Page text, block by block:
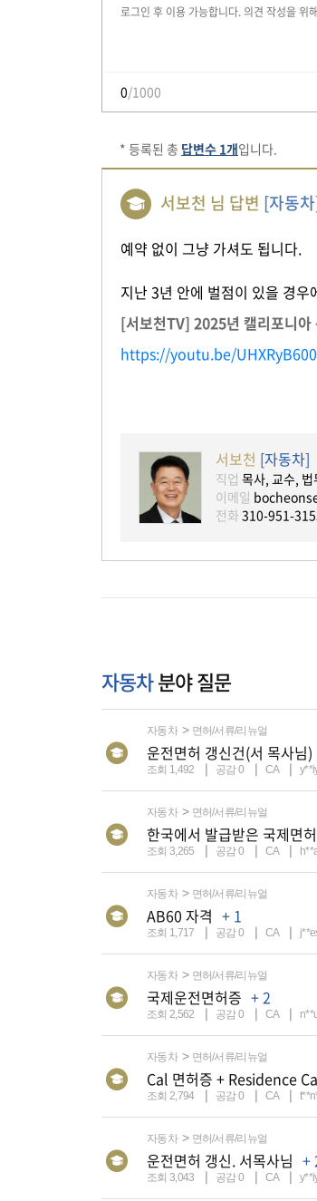
0/1000
* 등록된 총 답변수 1개입니다.
서보천 님 답변 [자동
예약 없이 그냥 가셔도 됩니다.
지난 3년 안에 벌점이 있을 경
[서보천TV] 2025년 캘리포니아
https://youtu.be/
서보천 [자동차]
직업 목사, 교수, 법
이메일
전화 310-951-
자동차분야 질문
자동차 면허/서류/리뉴얼
운전면허 갱신건(서 목사님)
조회 1,492 공감 0 CA
자동차 면허/서류/리뉴얼
한국에서 발급받은 국제면
조회 3,265 공감 0 CA
자동차 면허/서류/리뉴얼
AB60 자격 + 1
조회 1,717 공감 0 CA
자동차 면허/서류/리뉴얼
국제운전면허증 + 2
조회 2,562 공감 0 CA
자동차 면허/서류/리뉴얼
Cal 면허증 + Residence
조회 2,794 공감 0 CA
자동차 면허/서류/리뉴얼
운전면허 갱신. 서목사님 +
조회 3,043 공감 0 CA